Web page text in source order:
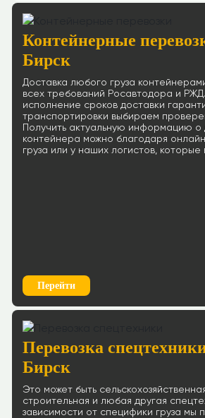
Контейнерные
Бирск
Доставка любого груза
всех требований Росавтодора и
исполнение сроков доставки
транспортировки выбираем
Получить актуальную информацию о
контейнера можно благодаря
груза или у наших логистов, которые
Перейти
Перевозка
Бирск
Это может быть
строительная и любая другая
зависимости от специфики груза мы